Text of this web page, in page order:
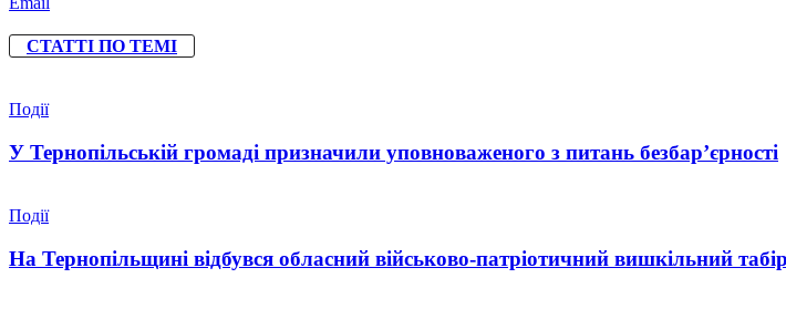
СТАТТІ ПО ТЕМІ
Події
У Тернопільській громаді призначили уповноваженого з питань безбар’єрності
Події
На Тернопільщині відбувся обласний військово-патріотичний вишкільний